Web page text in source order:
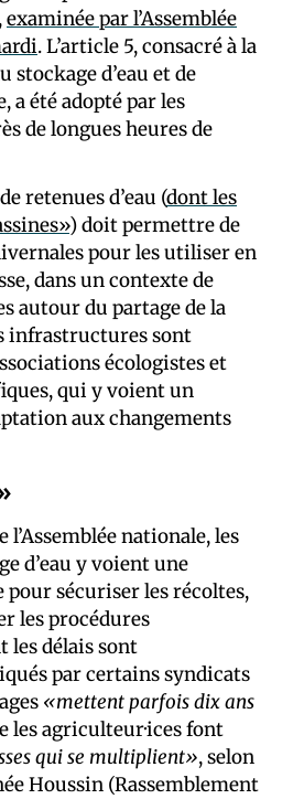
examinée par l’Assemblée
. L’article 5, consacré à la
d’eau et de
a été adopté par les
de longues heures de
retenues d’eau (dont les
) doit permettre de
pour les utiliser en
dans un contexte de
autour du partage de la
infrastructures sont
écologistes et
qui y voient un
aux changements
l’Assemblée nationale, les
d’eau y voient une
pour sécuriser les récoltes,
les procédures
les délais sont
par certains syndicats
«mettent parfois dix ans
les agriculteur·ices font
qui se multiplient», selon
Houssin (Rassemblement